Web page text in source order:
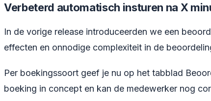
Verbeterd automatisch insturen na X
In de vorige release introduceerden we een
effecten en onnodige complexiteit in de
Per boekingssoort geef je nu op het tabblad
boeking in concept en kan de medewerker nog